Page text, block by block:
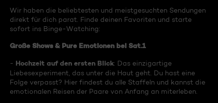
Wir haben die beliebtesten und meistgesuchten Sendungen
direkt für dich parat. Finde deinen Favoriten und starte
sofort ins Binge-Watching:
Große Shows & Pure Emotionen bei Sat.1
- Hochzeit auf den ersten Blick: Das einzigartige
Liebesexperiment, das unter die Haut geht. Du hast eine
Folge verpasst? Hier findest du alle Staffeln und kannst die
emotionalen Reisen der Paare von Anfang an miterleben.